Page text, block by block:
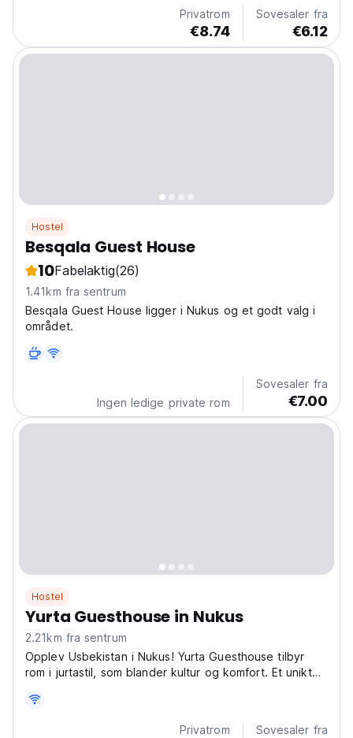
Privatrom
€8.74
Sovesaler fra
€6.12
Hostel
Besqala Guest House
10Fabelaktig(26)
1.41km fra sentrum
Besqala Guest House ligger i Nukus og et godt valg i
området.
Ingen ledige private rom
Sovesaler fra
€7.00
Hostel
Yurta Guesthouse in Nukus
2.21km fra sentrum
Opplev Usbekistan i Nukus! Yurta Guesthouse tilbyr
rom i jurtastil, som blander kultur og komfort. Et unikt
translated from original language)
Privatrom
Sovesaler fra